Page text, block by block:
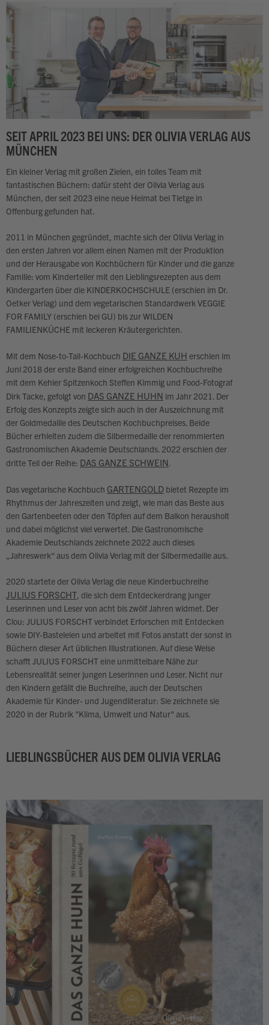
SEIT APRIL 2023 BEI UNS: DER OLIVIA VERLAG AUS
MÜNCHEN
Ein kleiner Verlag mit großen Zielen, ein tolles Team mit
fantastischen Büchern: dafür steht der Olivia Verlag aus
München, der seit 2023 eine neue Heimat bei Tietge in
Offenburg gefunden hat.
2011 in München gegründet, machte sich der Olivia Verlag in
den ersten Jahren vor allem einen Namen mit der Produktion
und der Herausgabe von Kochbüchern für Kinder und die ganze
Familie: vom Kinderteller mit den Lieblingsrezepten aus dem
Kindergarten über die KINDERKOCHSCHULE (erschien im Dr.
Oetker Verlag) und dem vegetarischen Standardwerk VEGGIE
FOR FAMILY (erschien bei GU) bis zur WILDEN
FAMILIENKÜCHE mit leckeren Kräutergerichten.
Mit dem Nose-to-Tail-Kochbuch DIE GANZE KUH erschien im
Juni 2018 der erste Band einer erfolgreichen Kochbuchreihe
mit dem Kehler Spitzenkoch Steffen Kimmig und Food-Fotograf
Dirk Tacke, gefolgt von DAS GANZE HUHN im Jahr 2021. Der
Erfolg des Konzepts zeigte sich auch in der Auszeichnung mit
der Goldmedaille des Deutschen Kochbuchpreises. Beide
Bücher erhielten zudem die Silbermedaille der renommierten
Gastronomischen Akademie Deutschlands. 2022 erschien der
dritte Teil der Reihe: DAS GANZE SCHWEIN.
Das vegetarische Kochbuch GARTENGOLD bietet Rezepte im
Rhythmus der Jahreszeiten und zeigt, wie man das Beste aus
den Gartenbeeten oder den Töpfen auf dem Balkon herausholt
und dabei möglichst viel verwertet. Die Gastronomische
Akademie Deutschlands zeichnete 2022 auch dieses
„Jahreswerk“ aus dem Olivia Verlag mit der Silbermedaille aus.
2020 startete der Olivia Verlag die neue Kinderbuchreihe
JULIUS FORSCHT, die sich dem Entdeckerdrang junger
Leserinnen und Leser von acht bis zwölf Jahren widmet. Der
Clou: JULIUS FORSCHT verbindet Erforschen mit Entdecken
sowie DIY-Basteleien und arbeitet mit Fotos anstatt der sonst in
Büchern dieser Art üblichen Illustrationen. Auf diese Weise
schafft JULIUS FORSCHT eine unmittelbare Nähe zur
Lebensrealität seiner jungen Leserinnen und Leser. Nicht nur
den Kindern gefällt die Buchreihe, auch der Deutschen
Akademie für Kinder- und Jugendliteratur: Sie zeichnete sie
2020 in der Rubrik "Klima, Umwelt und Natur" aus.
LIEBLINGSBÜCHER AUS DEM OLIVIA VERLAG